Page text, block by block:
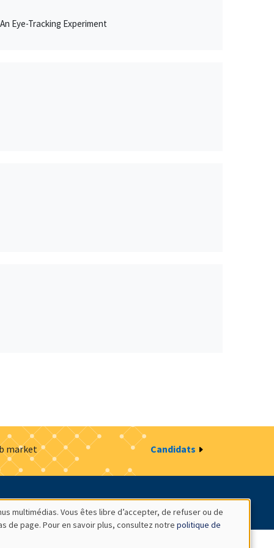
Eye-Tracking Experiment
market Candidats
des cookies Intranet
multimédias. Vous êtes libre d’accepter, de refuser ou de
de page. Pour en savoir plus, consultez notre politique de